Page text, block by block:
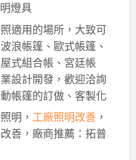
燈具
適用的場所，大致可
浪帳篷、歐式帳篷、
式組合帳、宮廷帳
業設計開發，歡迎洽詢
帳篷的訂做、客製化
明， 工廠照明改善，
善，廠商推薦：拓普